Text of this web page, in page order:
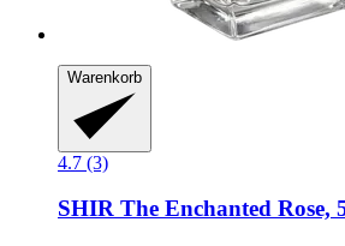
Warenkorb
4.7 (3)
SHIR The Enchanted Rose,